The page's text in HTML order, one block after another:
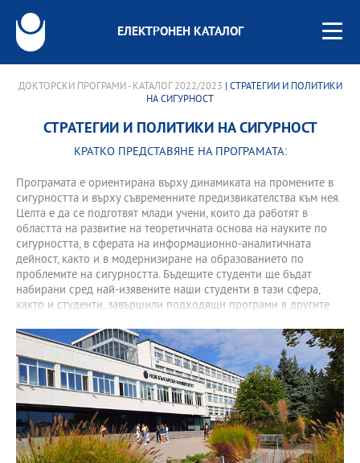
ЕЛЕКТРОНЕН КАТАЛОГ
ДОКТОРСКИ ПРОГРАМИ - КАТАЛОГ 2022/2023 | СТРАТЕГИИ И ПОЛИТИКИ
НА СИГУРНОСТ
СТРАТЕГИИ И ПОЛИТИКИ НА СИГУРНОСТ
КРАТКО ПРЕДСТАВЯНЕ НА ПРОГРАМАТА:
Програмата е ориентирана върху динамиката на промените в
сигурността и върху съвременните предизвикателства към нея.
Целта е да се подготвят млади учени, които да работят в
областта на развитие на теоретичната основа на науките по
сигурността, в сферата на информационно-аналитичната
дейност, както и в модернизиране на образованието по
проблемите на сигурността. Бъдещите студенти ще бъдат
набирани сред най-изявените наши студенти в тази сфера,
както и студенти, завършили подходящи програми в другите